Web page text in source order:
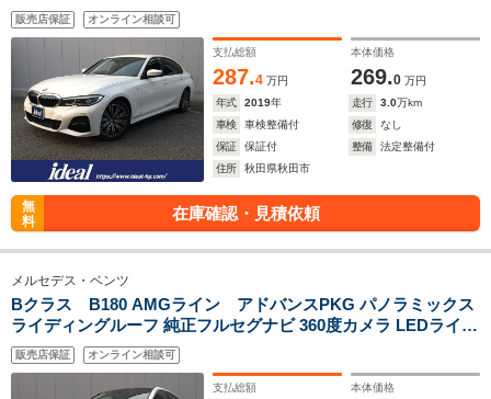
販売店保証 オンライン相談可
支払総額
287.4 万円
本体価格
269.0 万円
年式
2019年 走行 3.0万km
車検
車検整備付 修復
なし
保証
保証付 整備
法定整備付
住所
秋田県秋田市
無
料
在庫確認・見積依頼
メルセデス・ベンツ
Bクラス B180 AMGライン アドバンスPKG パノラミックス
ライディングルーフ 純正フルセグナビ 360度カメラ LEDライト
衝突軽減B ACC ETC 純正18インチAW!
販売店保証 オンライン相談可
支払総額 本体価格